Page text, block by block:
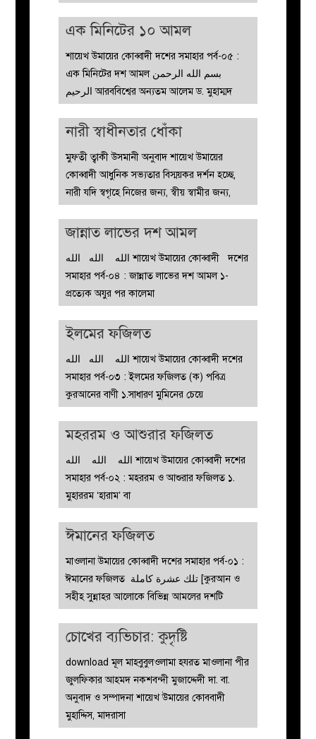
এক মিনিটের ১০ আমল
শায়েখ উমায়ের কোব্বাদী দশের সমাহার পর্ব-০৫ :
এক মিনিটের দশ আমল بسم الله الرحمن
الرحيم আরববিশ্বের অন্যতম আলেম ড. মুহাম্মদ
নারী স্বাধীনতার ধোঁকা
মুফতী ত্বাকী উসমানী অনুবাদ শায়েখ উমায়ের
কোব্বাদী আধুনিক সভ্যতার বিস্ময়কর দর্শন হচ্ছে,
নারী যদি স্বগৃহে নিজের জন্য, স্বীয় স্বামীর জন্য,
জান্নাত লাভের দশ আমল
الله الله الله শায়েখ উমায়ের কোব্বাদী দশের
সমাহার পর্ব-০৪ : জান্নাত লাভের দশ আমল ১-
প্রত্যেক অযুর পর কালেমা
ইলমের ফজিলত
الله الله الله শায়েখ উমায়ের কোব্বাদী দশের
সমাহার পর্ব-০৩ : ইলমের ফজিলত (ক) পবিত্র
কুরআনের বাণী ১.সাধারণ মুমিনের চেয়ে
মহররম ও আশুরার ফজিলত
الله الله الله শায়েখ উমায়ের কোব্বাদী দশের
সমাহার পর্ব-০২ : মহররম ও আশুরার ফজিলত ১.
মুহাররম ‘হারাম’ বা
ঈমানের ফজিলত
মাওলানা উমায়ের কোব্বাদী দশের সমাহার পর্ব-০১ :
ঈমানের ফজিলত تلك عشرة كاملة [কুরআন ও
সহীহ সুন্নাহর আলোকে বিভিন্ন আমলের দশটি
চোখের ব্যভিচার: কুদৃষ্টি
download মূল মাহবুবুলওলামা হযরত মাওলানা পীর
জুলফিকার আহমদ নকশবন্দী মুজাদ্দেদী দা. বা.
অনুবাদ ও সম্পাদনা শায়েখ উমায়ের কোববাদী
মুহাদ্দিস, মাদরাসা